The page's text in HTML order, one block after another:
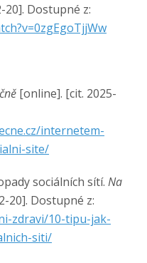
20]. Dostupné z:
[online]. [cit. 2025-
internetem-
site/
sociálních sítí. Na
20]. Dostupné z:
zdravi/10-tipu-jak-
siti/